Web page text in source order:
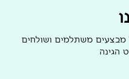
משתלמים ושולחים
הגינה